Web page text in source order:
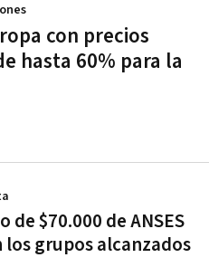
con precios
hasta 60% para la
$70.000 de ANSES
los grupos alcanzados